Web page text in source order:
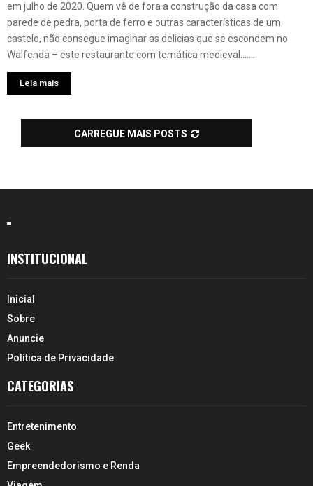
em julho de 2020. Quem vê de fora a construção da casa com
parede de pedra, porta de ferro e outras características de um
castelo, não consegue imaginar as delicias que se escondem no
Walfenda – este restaurante com temática medieval.......
Leia mais
CARREGUE MAIS POSTS
INSTITUCIONAL
Inicial
Sobre
Anuncie
Política de Privacidade
CATEGORIAS
Entretenimento
Geek
Empreendedorismo e Renda